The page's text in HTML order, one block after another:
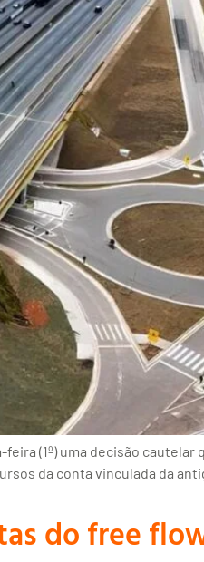
(1º) uma decisão cautelar
da conta vinculada da
do free